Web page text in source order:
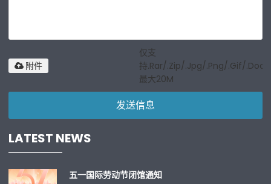
仅支
持.rar/.zip/.jpg/.png/.gif/.doc/
最大20M
附件
发送信息
LATEST NEWS
五一国际劳动节闭馆通知